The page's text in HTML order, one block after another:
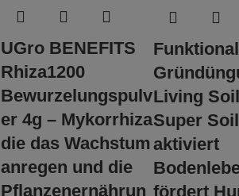
UGro BENEFITS
Rhiza1200
Bewurzelungspulv
er 4g – Mykorrhiza
die das Wachstum
anregen und die
Pflanzenernährun
Living
Super
aktiviert
fördert